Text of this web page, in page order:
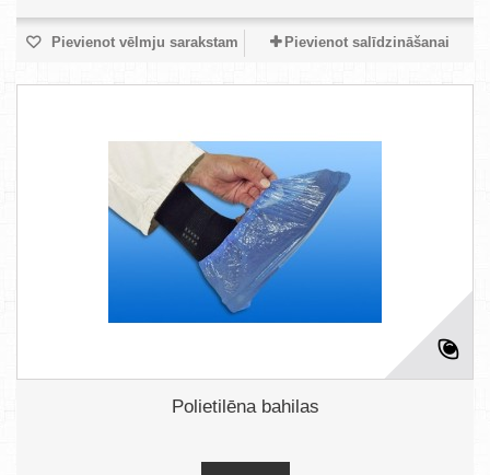
Pievienot vēlmju sarakstam Pievienot salīdzināšanai
Polietilēna bahilas